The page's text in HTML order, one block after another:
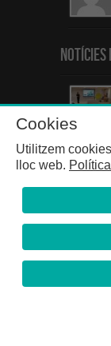
Notícies
Cookies
Utilitzem
lloc web.